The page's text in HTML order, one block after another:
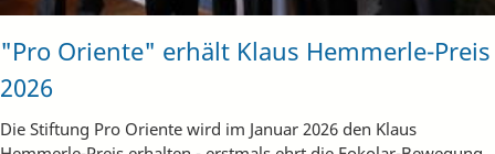
"Pro Oriente" erhält Klaus Hemmerle-Preis
2026
Die Stiftung Pro Oriente wird im Januar 2026 den Klaus